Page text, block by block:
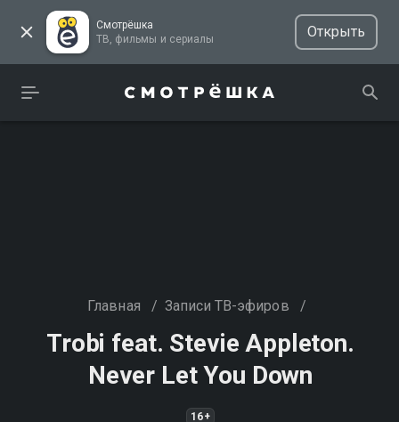
Смотрёшка
ТВ, фильмы и сериалы
Открыть
Главная / Записи ТВ-эфиров /
Trobi feat. Stevie Appleton.
Never Let You Down
16+